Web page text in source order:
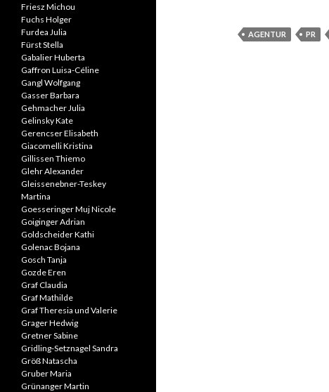
AGENTUR PR
Friesz Michou
Fuchs Holger
Furdea Julia
Fürst Stella
Gabalier Huberta
Gaffron Luisa-Céline
Gangl Wolfgang
Gasser Barbara
Gehmacher Julia
Gelinsky Kate
Gerencser Elisabeth
Giacomelli Kristina
Gillissen Thiemo
Glehr Alexander
Gleissenebner-Teskey
Martina
Goesseringer Muj Nicole
Goiginger Adrian
Goldscheider Kathi
Golenac Bojana
Gosch Tanja
Gozde Eren
Graf Claudia
Graf Mathilde
Graf Theresia und Valerie
Grager Hedwig
Gretner Sabine
Gridling-Setznagel Sandra
Größ Natascha
Gruber Maria
Grünanger Martin